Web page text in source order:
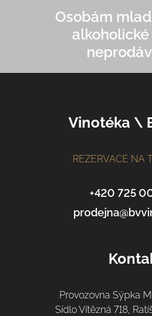
Osobám
Vinotéka \
REZERVACE NA
+420 725
Provozovna Sýpka
Sídlo Vítězná 718,